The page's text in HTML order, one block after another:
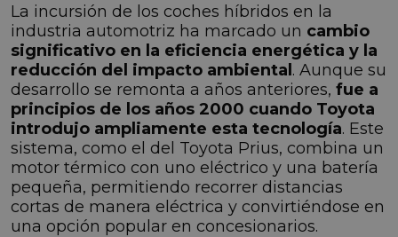
La incursión de los coches híbridos en la
industria automotriz ha marcado un cambio
significativo en la eficiencia energética y la
reducción del impacto ambiental. Aunque su
desarrollo se remonta a años anteriores, fue a
principios de los años 2000 cuando Toyota
introdujo ampliamente esta tecnología. Este
sistema, como el del Toyota Prius, combina un
motor térmico con uno eléctrico y una batería
pequeña, permitiendo recorrer distancias
cortas de manera eléctrica y convirtiéndose en
una opción popular en concesionarios.